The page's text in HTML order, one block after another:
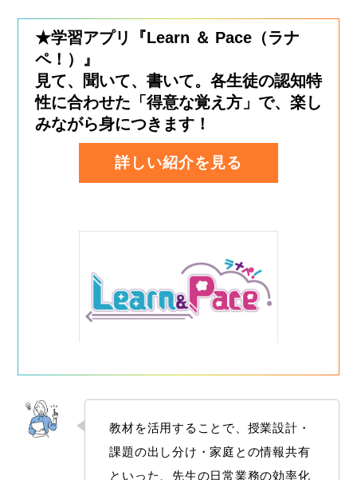
★学習アプリ『Learn ＆ Pace（ラナ
ペ！）』
見て、聞いて、書いて。各生徒の認知特
性に合わせた「得意な覚え方」で、楽し
みながら身につきます！
詳しい紹介を見る
教材を活用することで、授業設計・
課題の出し分け・家庭との情報共有
といった、先生の日常業務の効率化